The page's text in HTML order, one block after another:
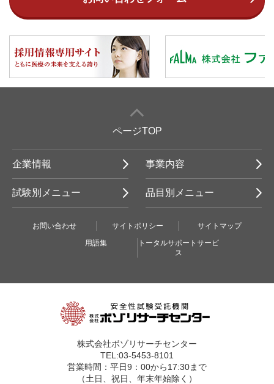
ページTOP
企業情報 事業内容
試験別メニュー 品目別メニュー
お問い合わせ サイトポリシー
サイトマップ
用語集
トータルサポートサービ
ス
株式会社ボゾリサーチセンター
TEL:03-5453-8101
営業時間：平日9：00から17:30まで
（土日、祝日、年末年始除く）